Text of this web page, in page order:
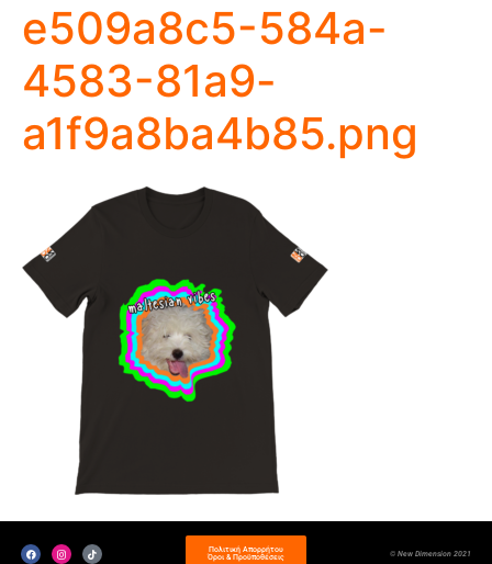
e509a8c5-584a-
4583-81a9-
a1f9a8ba4b85.png
Πολιτική Απορρήτου
Όροι & Προϋποθέσεις
© New Dimension 2021